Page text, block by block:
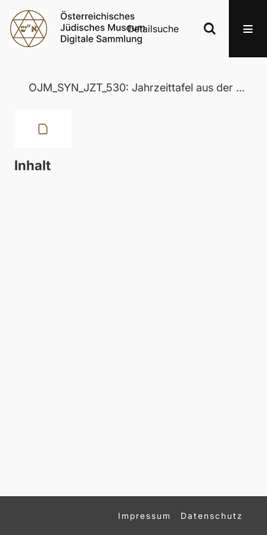
Detailsuche
OJM_SYN_JZT_530: Jahrzeittafel aus der Wertheimer Synagoge in Eisenstadt
Inhalt
Impressum Datenschutz